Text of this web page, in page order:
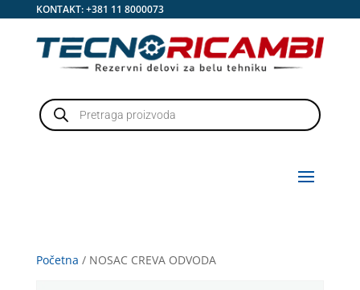
KONTAKT:+381 11 8000073
Products
search
Početna / NOSAC CREVA ODVODA